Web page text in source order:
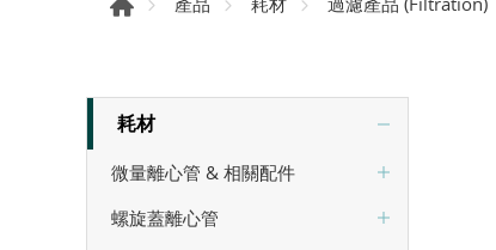
耗材
微量離心管 & 相關配件
螺旋蓋離心管